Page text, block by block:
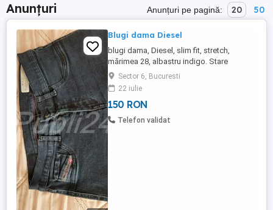
Anunțuri Anunțuri pe pagină: 20 50
Blugi dama Diesel
blugi dama, Diesel, slim fit, stretch,
mărimea 28, albastru indigo. Stare
impecabila (au fost spălați o singura
data).
Sector 6, Bucuresti
22 iulie
150 RON
Telefon validat